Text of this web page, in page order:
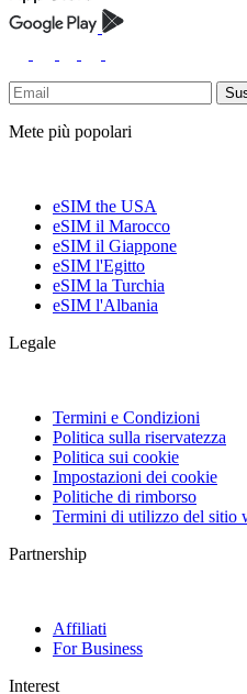
Mete più popolari
eSIM the USA
eSIM il Marocco
eSIM il Giappone
eSIM l'Egitto
eSIM la Turchia
eSIM l'Albania
Legale
Termini e Condizioni
Politica sulla riservatezza
Politica sui cookie
Impostazioni dei cookie
Politiche di rimborso
Termini di utilizzo del sitio
Partnership
Affiliati
For Business
Interest